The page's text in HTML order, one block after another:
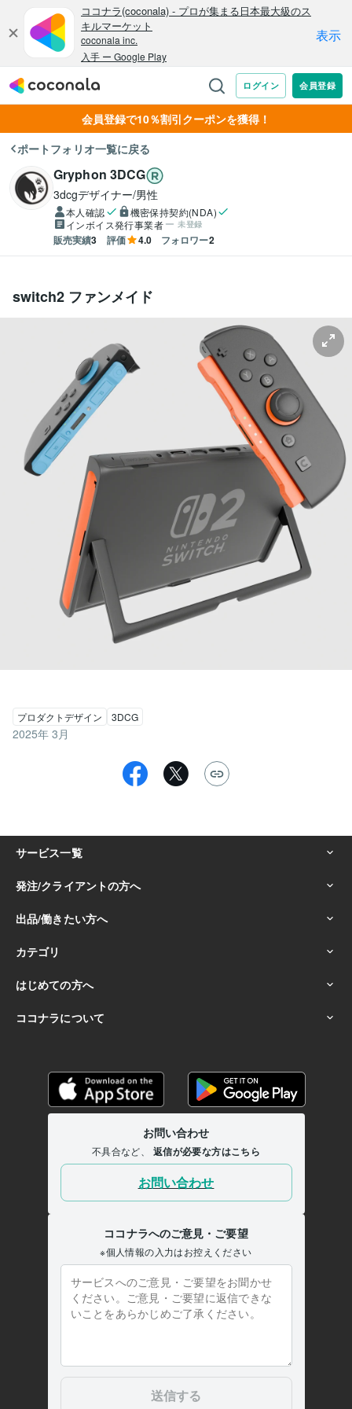
会員登録で10％割引クーポンを獲得！
ポートフォリオ一覧に戻る
Gryphon 3DCG
3dcgデザイナー/男性
本人確認
機密保持契約(NDA)
インボイス発行事業者
未登録
販売実績3 評価 4.0 フォロワー2
switch2 ファンメイド
プロダクトデザイン 3DCG
2025年 3月